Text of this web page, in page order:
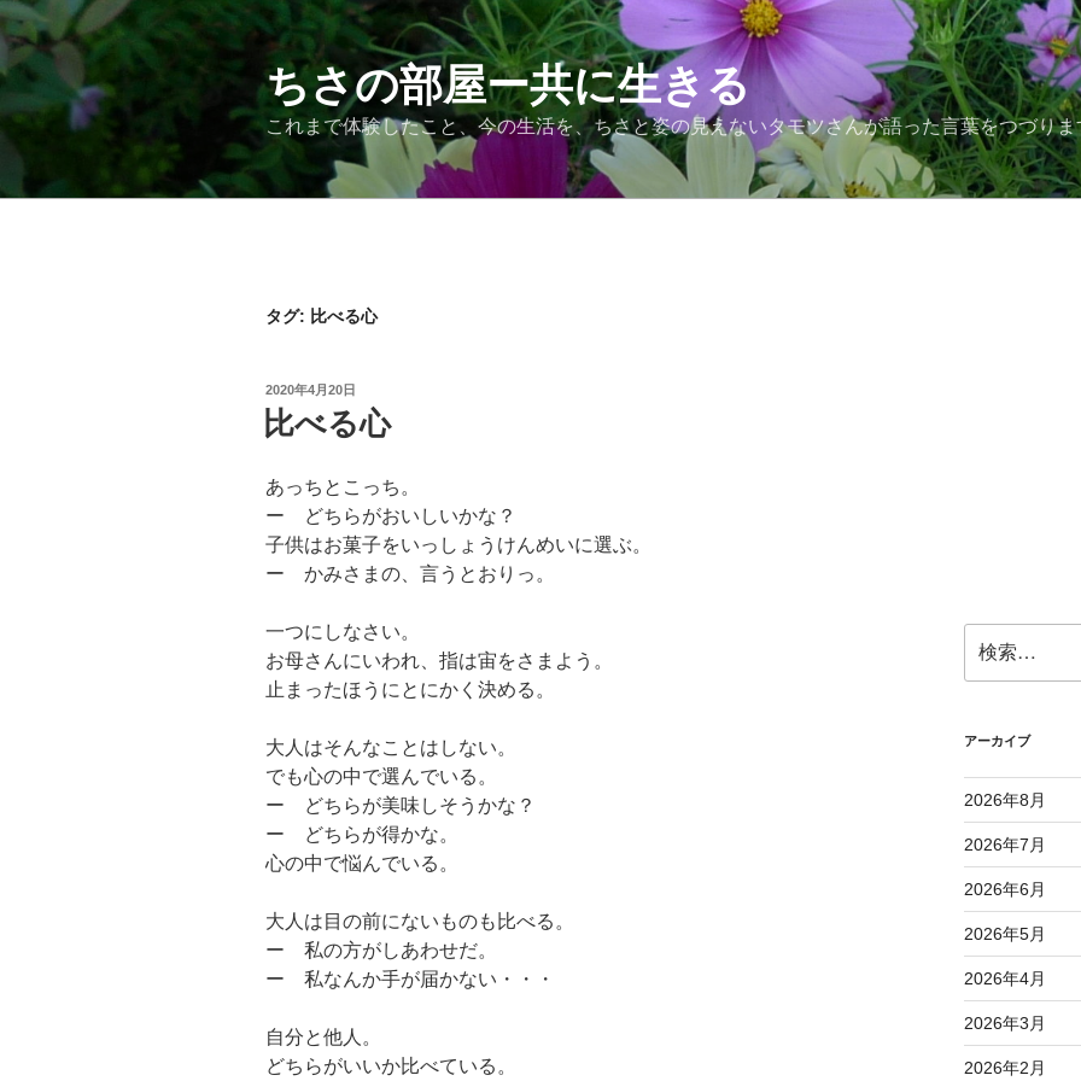
コ
ン
テ
ツ
ちさの部屋ー共に生きる
これまで体験したこと、今の生活を、ちさと姿の見えないタモツさんが語った言葉をつづりま
タグ: 比べる心
投
稿
日:
2020年4月20日
比べる心
あっちとこっち。
ー どちらがおいしいかな？
子供はお菓子をいっしょうけんめいに選ぶ。
ー かみさまの、言うとおりっ。
一つにしなさい。
お母さんにいわれ、指は宙をさまよう。
止まったほうにとにかく決める。
大人はそんなことはしない。
でも心の中で選んでいる。
ー どちらが美味しそうかな？
ー どちらが得かな。
心の中で悩んでいる。
大人は目の前にないものも比べる。
ー 私の方がしあわせだ。
ー 私なんか手が届かない・・・
自分と他人。
どちらがいいか比べている。
索:
アーカイブ
2026年8月
2026年7月
2026年6月
2026年5月
2026年4月
2026年3月
2026年2月